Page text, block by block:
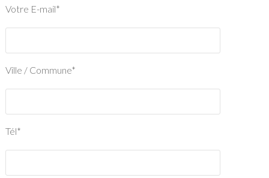
Votre E-mail*
Ville / Commune*
Tél*